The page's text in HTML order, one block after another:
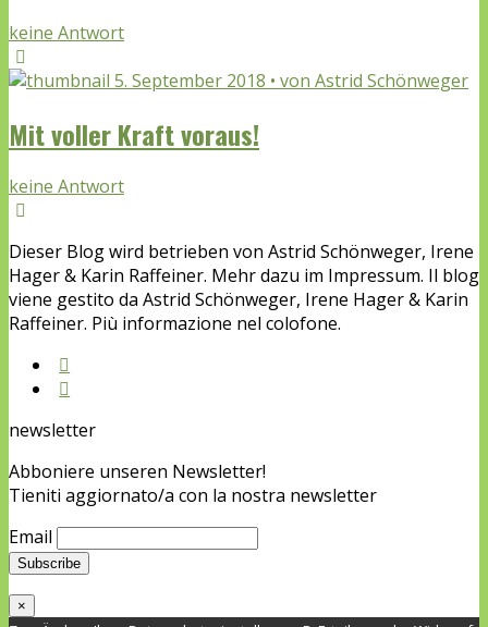
keine Antwort
5. September 2018 • von Astrid Schönweger
Mit voller Kraft voraus!
keine Antwort
Dieser Blog wird betrieben von Astrid Schönweger, Irene
Hager & Karin Raffeiner. Mehr dazu im Impressum. Il blog
viene gestito da Astrid Schönweger, Irene Hager & Karin
Raffeiner. Più informazione nel colofone.
newsletter
Abboniere unseren Newsletter!
Tieniti aggiornato/a con la nostra newsletter
Email
×